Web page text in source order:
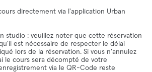
directement via l'application Urban
studio : veuillez noter que cette réservation
est nécessaire de respecter le délai
lors de la réservation. Si vous n'annulez
le cours sera décompté de votre
via le QR-Code reste